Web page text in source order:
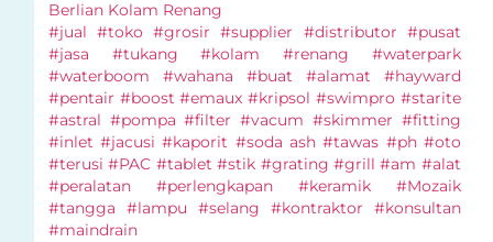
Berlian Kolam Renang
#jual #toko #grosir #supplier #distributor #pusat
#jasa #tukang #kolam #renang #waterpark
#waterboom #wahana #buat #alamat #hayward
#pentair #boost #emaux #kripsol #swimpro #starite
#astral #pompa #filter #vacum #skimmer #fitting
#inlet #jacusi #kaporit #soda ash #tawas #ph #oto
#terusi #PAC #tablet #stik #grating #grill #am #alat
#peralatan #perlengkapan #keramik #Mozaik
#tangga #lampu #selang #kontraktor #konsultan
#maindrain